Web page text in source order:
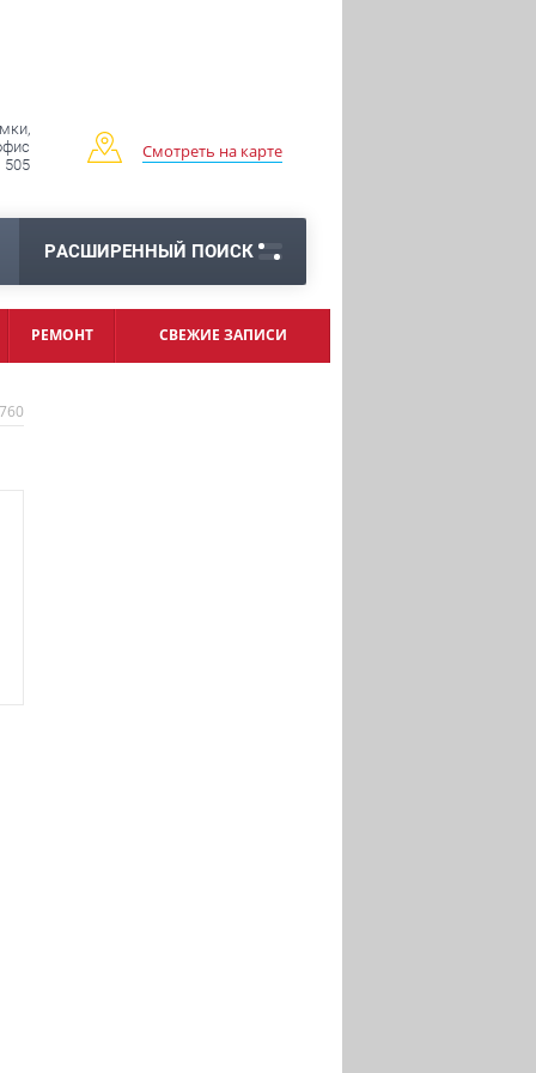
505
Смотреть на карте
РАСШИРЕННЫЙ ПОИСК
РЕМОНТ СВЕЖИЕ ЗАПИСИ